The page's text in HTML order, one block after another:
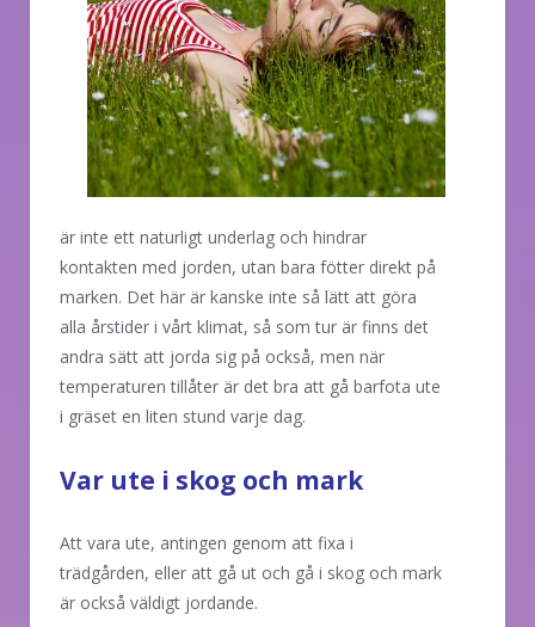
är inte ett naturligt underlag och hindrar
kontakten med jorden, utan bara fötter direkt på
marken. Det här är kanske inte så lätt att göra
alla årstider i vårt klimat, så som tur är finns det
andra sätt att jorda sig på också, men när
temperaturen tillåter är det bra att gå barfota ute
i gräset en liten stund varje dag.
Var ute i skog och mark
Att vara ute, antingen genom att fixa i
trädgården, eller att gå ut och gå i skog och mark
är också väldigt jordande.